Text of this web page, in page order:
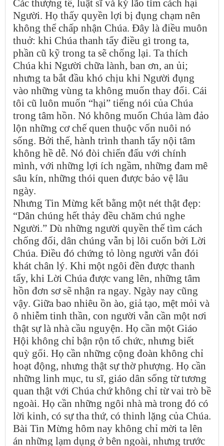
Các thượng tế, luật sĩ và kỳ lão tìm cách hại
Người. Họ thấy quyền lợi bị đụng chạm nên
không thể chấp nhận Chúa. Đây là điều muôn
thuở: khi Chúa thanh tẩy điều gì trong ta,
phần cũ kỹ trong ta sẽ chống lại. Ta thích
Chúa khi Người chữa lành, ban ơn, an ủi;
nhưng ta bắt đầu khó chịu khi Người đụng
vào những vùng ta không muốn thay đổi. Cái
tôi cũ luôn muốn “hại” tiếng nói của Chúa
trong tâm hồn. Nó không muốn Chúa làm đảo
lộn những cơ chế quen thuộc vốn nuôi nó
sống. Bởi thế, hành trình thanh tẩy nội tâm
không hề dễ. Nó đòi chiến đấu với chính
mình, với những lợi ích ngầm, những đam mê
sâu kín, những thói quen được bảo vệ lâu
ngày.
Nhưng Tin Mừng kết bằng một nét thật đẹp:
“Dân chúng hết thảy đều chăm chú nghe
Người.” Dù những người quyền thế tìm cách
chống đối, dân chúng vẫn bị lôi cuốn bởi Lời
Chúa. Điều đó chứng tỏ lòng người vẫn đói
khát chân lý. Khi một ngôi đền được thanh
tẩy, khi Lời Chúa được vang lên, những tâm
hồn đơn sơ sẽ nhận ra ngay. Ngày nay cũng
vậy. Giữa bao nhiêu ồn ào, giả tạo, mệt mỏi và
ô nhiễm tinh thần, con người vẫn cần một nơi
thật sự là nhà cầu nguyện. Họ cần một Giáo
Hội không chỉ bận rộn tổ chức, nhưng biết
quỳ gối. Họ cần những cộng đoàn không chỉ
hoạt động, nhưng thật sự thờ phượng. Họ cần
những linh mục, tu sĩ, giáo dân sống từ tương
quan thật với Chúa chứ không chỉ từ vai trò bề
ngoài. Họ cần những ngôi nhà mà trong đó có
lời kinh, có sự tha thứ, có thinh lặng của Chúa.
Bài Tin Mừng hôm nay không chỉ mời ta lên
án những lạm dụng ở bên ngoài, nhưng trước